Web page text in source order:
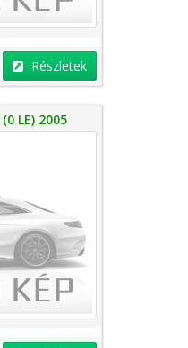
Részletek
(0 LE) 2005